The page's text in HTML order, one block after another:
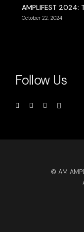
AMPLIFEST 2024:
October 22, 2024
Follow Us
© AM